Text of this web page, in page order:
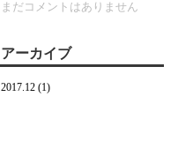
まだコメントはありません
アーカイブ
2017.12 (1)